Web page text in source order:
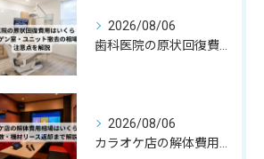
2026/08/06
2026/08/06